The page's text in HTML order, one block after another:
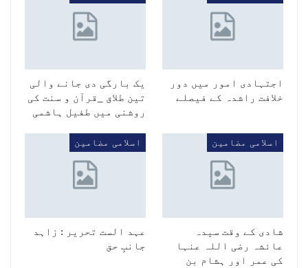
اجتہادی امور میں دور
خلافت راشدہ کے فیصلے
یک بارگی دی جانے والی
تین طلاق _قرآن و سنت کی
روشنی میں طفیل ہاشمی
اسلامی مضامین
شادی کے وقت سیدہ
عائشہ رضی اللہ عنہا
کی عمر اور ہشام بن
اسلامی مضامین
عہد الست تحریر : زاہد
جانبِ حق